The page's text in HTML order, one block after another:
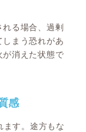
る場合、過剰
まう恐れがあ
が消えた状態で
感
ます。途方もな